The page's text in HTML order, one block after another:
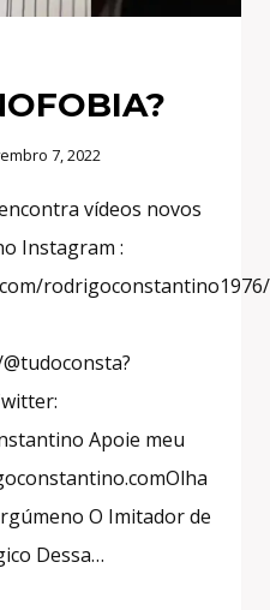
7, 2022
vídeos novos
Instagram :
rodrigoconstantino1976/
Apoie meu
O Imitador de
Dessa…